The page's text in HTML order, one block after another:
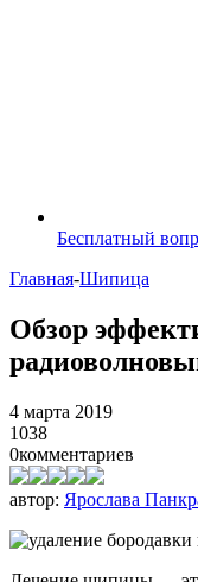
Бесплатный
Главная-Шипица
Обзор
4 марта 2019
1038
0комментариев
автор: Ярослава